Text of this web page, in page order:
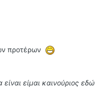
προτέρων
είμαι καινούριος εδώ